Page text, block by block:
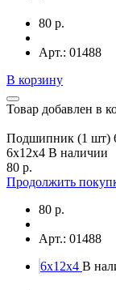
80 р.
Арт.: 01488
В корзину
Товар добавлен в
Подшипник (1 шт)
6x12x4 В наличии
80 р.
Продолжить
80 р.
Арт.: 01488
6x12x4 В